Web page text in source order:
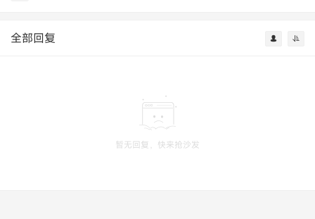
全部回复
暂无回复，快来抢沙发